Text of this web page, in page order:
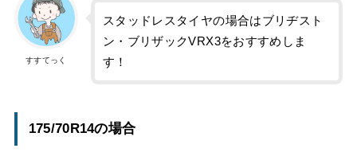
すすてっく
スタッドレスタイヤの場合はブリヂスト
ン・ブリザックVRX3をおすすめしま
す！
175/70R14の場合